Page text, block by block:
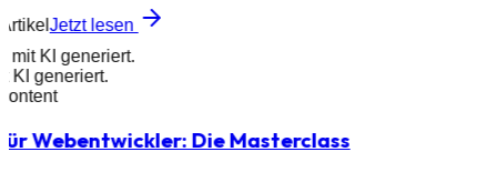
Jetzt lesen
mit KI generiert.
KI generiert.
Webentwickler: Die Masterclass